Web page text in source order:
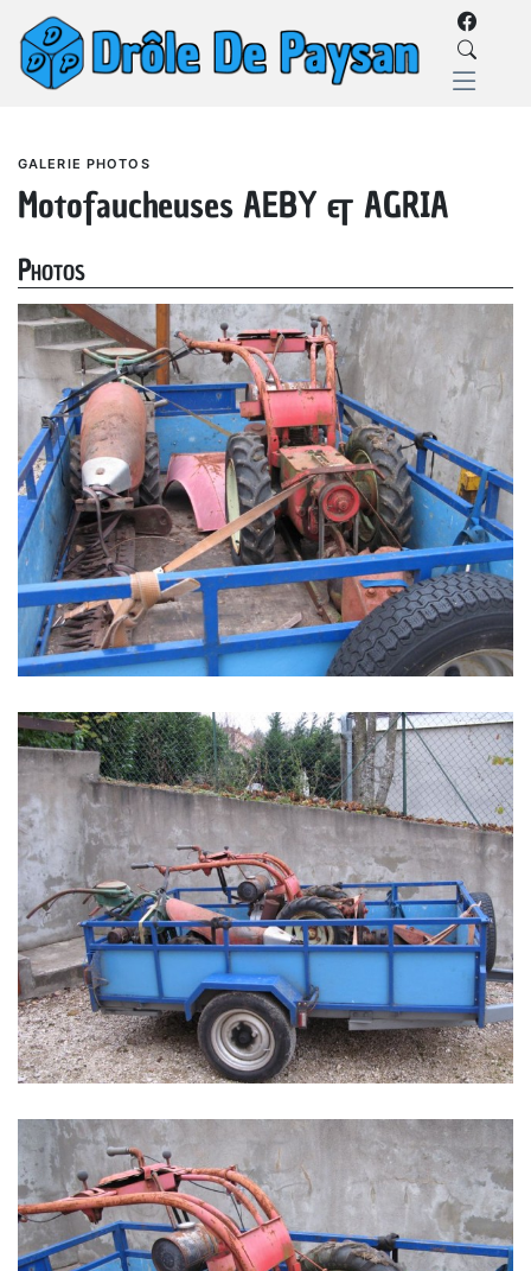
GALERIE PHOTOS
Motofaucheuses AEBY & AGRIA
Photos